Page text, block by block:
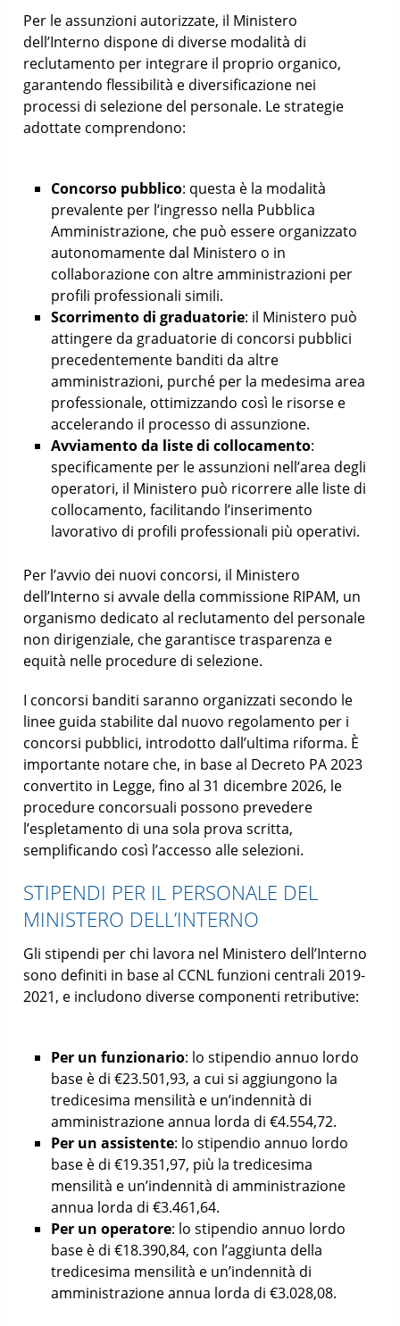
Per le assunzioni autorizzate, il Ministero
dell’Interno dispone di diverse modalità di
reclutamento per integrare il proprio organico,
garantendo flessibilità e diversificazione nei
processi di selezione del personale. Le strategie
adottate comprendono:
Concorso pubblico: questa è la modalità
prevalente per l’ingresso nella Pubblica
Amministrazione, che può essere organizzato
autonomamente dal Ministero o in
collaborazione con altre amministrazioni per
profili professionali simili.
Scorrimento di graduatorie: il Ministero può
attingere da graduatorie di concorsi pubblici
precedentemente banditi da altre
amministrazioni, purché per la medesima area
professionale, ottimizzando così le risorse e
accelerando il processo di assunzione.
Avviamento da liste di collocamento:
specificamente per le assunzioni nell’area degli
operatori, il Ministero può ricorrere alle liste di
collocamento, facilitando l’inserimento
lavorativo di profili professionali più operativi.
Per l’avvio dei nuovi concorsi, il Ministero
dell’Interno si avvale della commissione RIPAM, un
organismo dedicato al reclutamento del personale
non dirigenziale, che garantisce trasparenza e
equità nelle procedure di selezione.
I concorsi banditi saranno organizzati secondo le
linee guida stabilite dal nuovo regolamento per i
concorsi pubblici, introdotto dall’ultima riforma. È
importante notare che, in base al Decreto PA 2023
convertito in Legge, fino al 31 dicembre 2026, le
procedure concorsuali possono prevedere
l’espletamento di una sola prova scritta,
semplificando così l’accesso alle selezioni.
STIPENDI PER IL PERSONALE DEL
MINISTERO DELL’INTERNO
Gli stipendi per chi lavora nel Ministero dell’Interno
sono definiti in base al CCNL funzioni centrali 2019-
2021, e includono diverse componenti retributive:
Per un funzionario: lo stipendio annuo lordo
base è di €23.501,93, a cui si aggiungono la
tredicesima mensilità e un’indennità di
amministrazione annua lorda di €4.554,72.
Per un assistente: lo stipendio annuo lordo
base è di €19.351,97, più la tredicesima
mensilità e un’indennità di amministrazione
annua lorda di €3.461,64.
Per un operatore: lo stipendio annuo lordo
base è di €18.390,84, con l’aggiunta della
tredicesima mensilità e un’indennità di
amministrazione annua lorda di €3.028,08.